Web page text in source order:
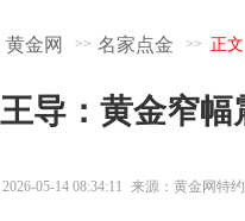
黄金网 >> 名家点金 >> 正文
王导：黄金窄幅
2026-05-14 08:34:11 来源：黄金网特约